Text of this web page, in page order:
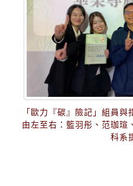
「歐力『碳』險記」組員
由左至右：籃羽彤、范珈瑄
科系